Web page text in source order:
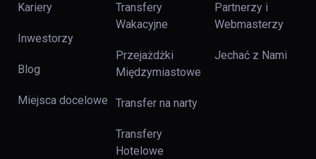
Kariery
Inwestorzy
Blog
Miejsca docelowe
Transfery
Wakacyjne
Przejażdżki
Międzymiastowe
Transfer na narty
Transfery
Hotelowe
Partnerzy i
Webmasterzy
Jechać z Nami